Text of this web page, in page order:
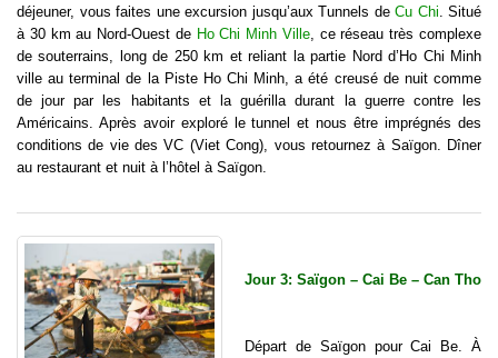
déjeuner, vous faites une excursion jusqu’aux Tunnels de Cu Chi . Situé
à 30 km au Nord-Ouest de Ho Chi Minh Ville, ce réseau très complexe
de souterrains, long de 250 km et reliant la partie Nord d’Ho Chi Minh
ville au terminal de la Piste Ho Chi Minh, a été creusé de nuit comme
de jour par les habitants et la guérilla durant la guerre contre les
Américains. Après avoir exploré le tunnel et nous être imprégnés des
conditions de vie des VC (Viet Cong), vous retournez à Saïgon. Dîner
au restaurant et nuit à l’hôtel à Saïgon.
Jour 3: Saïgon – Cai Be – Can Tho
Départ de Saïgon pour Cai Be. À